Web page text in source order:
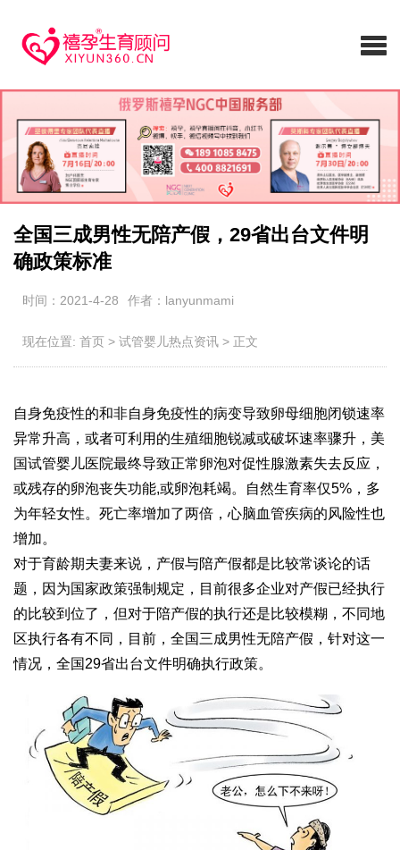
全国三成男性无陪产假，29省出台文件明
确政策标准
时间：2021-4-28 作者：lanyunmami
现在位置: 首页 > 试管婴儿热点资讯 > 正文
自身免疫性的和非自身免疫性的病变导致卵母细胞闭锁速率
异常升高，或者可利用的生殖细胞锐减或破坏速率骤升，美
国试管婴儿医院最终导致正常卵泡对促性腺激素失去反应，
或残存的卵泡丧失功能,或卵泡耗竭。自然生育率仅5%，多
为年轻女性。死亡率增加了两倍，心脑血管疾病的风险性也
增加。
对于育龄期夫妻来说，产假与陪产假都是比较常谈论的话
题，因为国家政策强制规定，目前很多企业对产假已经执行
的比较到位了，但对于陪产假的执行还是比较模糊，不同地
区执行各有不同，目前，全国三成男性无陪产假，针对这一
情况，全国29省出台文件明确执行政策。